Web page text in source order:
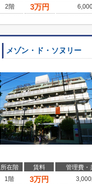
2階
3万円
メゾン・ド・ソヌリー
所在階 賃料 管理費・
1階
3万円 3,000